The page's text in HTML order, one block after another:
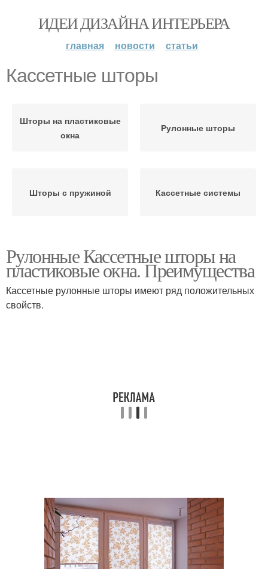
ИДЕИ ДИЗАЙНА ИНТЕРЬЕРА
главная новости статьи
Кассетные шторы
Шторы на пластиковые
окна
Рулонные шторы
Шторы с пружиной Кассетные системы
Рулонные Кассетные шторы на
пластиковые окна. Преимущества
Кассетные рулонные шторы имеют ряд положительных
свойств.